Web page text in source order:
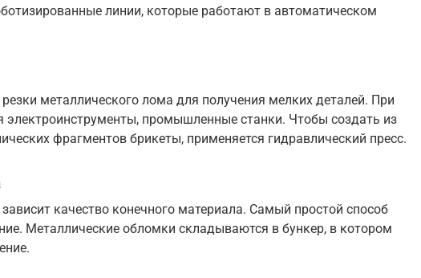
линии, которые работают в автоматическом
металлического лома для получения мелких деталей. При
электроинструменты, промышленные станки. Чтобы создать из
фрагментов брикеты, применяется гидравлический пресс.
зависит качество конечного материала. Самый простой способ
Металлические обломки складываются в бункер, в котором